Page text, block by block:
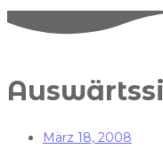
März 18, 2008